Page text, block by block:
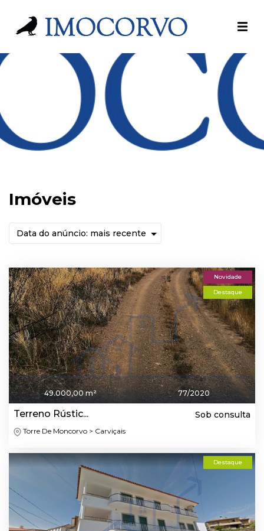
Imóveis
Novidade
Destaque
49.000,00 m² 77/2020
Terreno Rústic... Sob consulta
Torre De Moncorvo > Carviçais
Destaque